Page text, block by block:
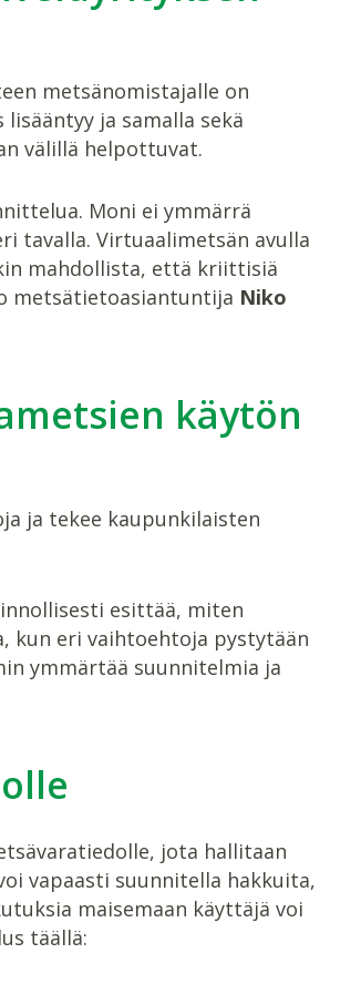
metsänomistajalle on
ja samalla sekä
välillä helpottuvat.
Moni ei ymmärrä
tavalla. Virtuaalimetsän avulla
mahdollista, että kriittisiä
metsätietoasiantuntija Niko
käytön
ja tekee kaupunkilaisten
esittää, miten
kun eri vaihtoehtoja pystytään
ymmärtää suunnitelmia ja
jota hallitaan
vapaasti suunnitella hakkuita,
maisemaan käyttäjä voi
täällä: